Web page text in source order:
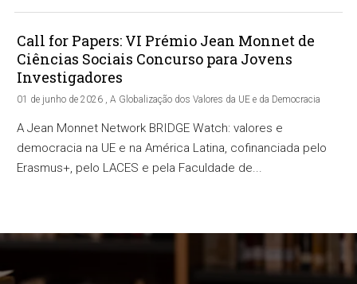
Call for Papers: VI Prémio Jean Monnet de
Ciências Sociais Concurso para Jovens
Investigadores
01 de junho de 2026 , A Globalização dos Valores da UE e da Democracia
A Jean Monnet Network BRIDGE Watch: valores e
democracia na UE e na América Latina, cofinanciada pelo
Erasmus+, pelo LACES e pela Faculdade de...